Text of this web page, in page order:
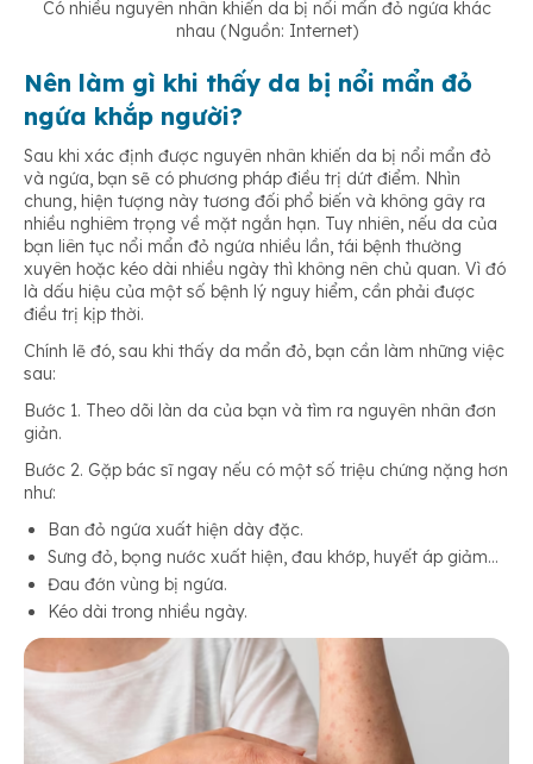
Có nhiều nguyên nhân khiến da bị nổi mẩn đỏ ngứa khác
nhau (Nguồn: Internet)
Nên làm gì khi thấy da bị nổi mẩn đỏ
ngứa khắp người?
Sau khi xác định được nguyên nhân khiến da bị nổi mẩn đỏ
và ngứa, bạn sẽ có phương pháp điều trị dứt điểm. Nhìn
chung, hiện tượng này tương đối phổ biến và không gây ra
nhiều nghiêm trọng về mặt ngắn hạn. Tuy nhiên, nếu da của
bạn liên tục nổi mẩn đỏ ngứa nhiều lần, tái bệnh thường
xuyên hoặc kéo dài nhiều ngày thì không nên chủ quan. Vì đó
là dấu hiệu của một số bệnh lý nguy hiểm, cần phải được
điều trị kịp thời.
Chính lẽ đó, sau khi thấy da mẩn đỏ, bạn cần làm những việc
sau:
Bước 1. Theo dõi làn da của bạn và tìm ra nguyên nhân đơn
giản.
Bước 2. Gặp bác sĩ ngay nếu có một số triệu chứng nặng hơn
như:
Ban đỏ ngứa xuất hiện dày đặc.
Sưng đỏ, bọng nước xuất hiện, đau khớp, huyết áp giảm…
Đau đớn vùng bị ngứa.
Kéo dài trong nhiều ngày.